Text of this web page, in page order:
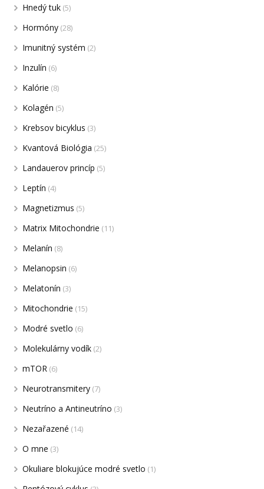
Hnedý tuk (5)
Hormóny (28)
Imunitný systém (2)
Inzulín (6)
Kalórie (8)
Kolagén (5)
Krebsov bicyklus (3)
Kvantová Biológia (25)
Landauerov princíp (5)
Leptín (4)
Magnetizmus (5)
Matrix Mitochondrie (11)
Melanín (8)
Melanopsin (6)
Melatonín (3)
Mitochondrie (15)
Modré svetlo (6)
Molekulárny vodík (2)
mTOR (6)
Neurotransmitery (7)
Neutríno a Antineutríno (3)
Nezařazené (14)
O mne (3)
Okuliare blokujúce modré svetlo (1)